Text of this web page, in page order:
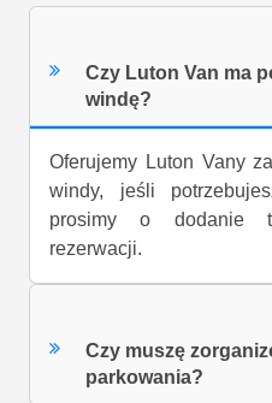
Czy Luton Van ma
windę?
Oferujemy Luton Vany
windy, jeśli
prosimy o dodanie
rezerwacji.
Czy muszę
parkowania?